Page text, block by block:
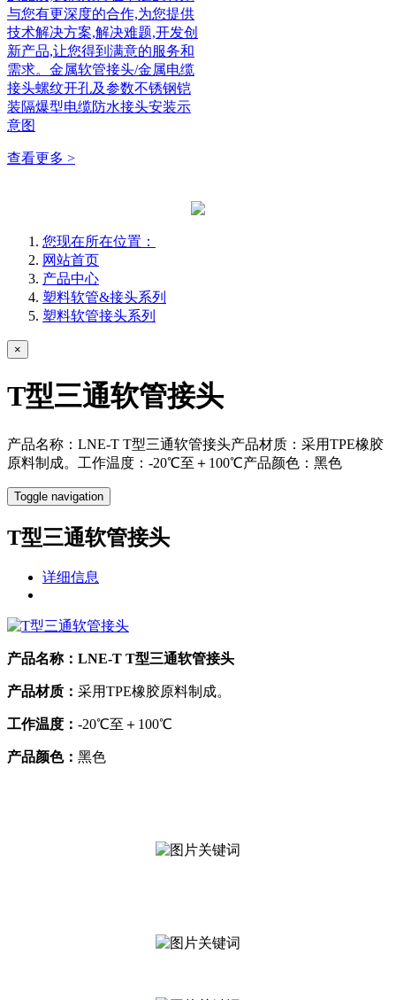
与您有更深度的合作,为您提供
技术解决方案,解决难题,开发创
新产品,让您得到满意的服务和
需求。金属软管接头/金属电缆
接头螺纹开孔及参数不锈钢铠
装隔爆型电缆防水接头安装示
意图
查看更多 >
您现在所在位置：
网站首页
产品中心
塑料软管&接头系列
塑料软管接头系列
×
T型三通软管接头
产品名称：LNE-T T型三通软管接头产品材质：采用TPE橡胶
原料制成。工作温度：-20℃至＋100℃产品颜色：黑色
Toggle navigation
T型三通软管接头
详细信息
产品名称： LNE-T T型三通软管接头
产品材质： 采用TPE橡胶原料制成。
工作温度： -20℃至＋100℃
产品颜色： 黑色